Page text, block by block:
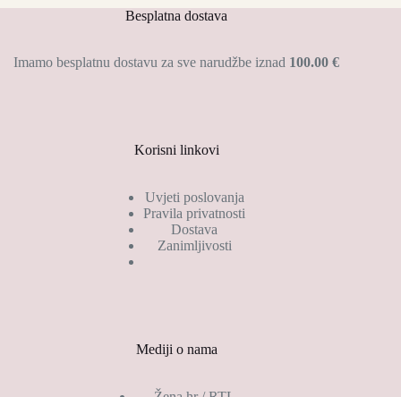
Besplatna dostava
Imamo besplatnu dostavu za sve narudžbe iznad 100.00 €
Korisni linkovi
Uvjeti poslovanja
Pravila privatnosti
Dostava
Zanimljivosti
Mediji o nama